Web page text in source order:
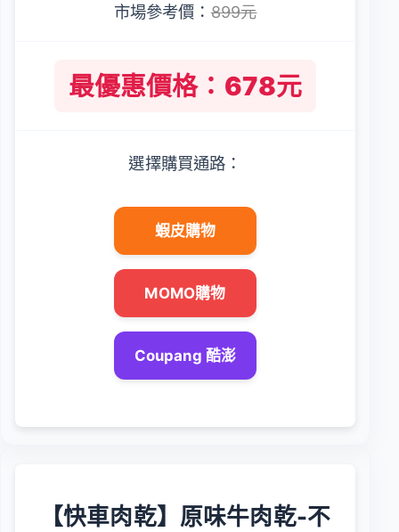
市場參考價：899元
最優惠價格：678元
選擇購買通路：
蝦皮購物
MOMO購物
Coupang 酷澎
【快車肉乾】原味牛肉乾-不